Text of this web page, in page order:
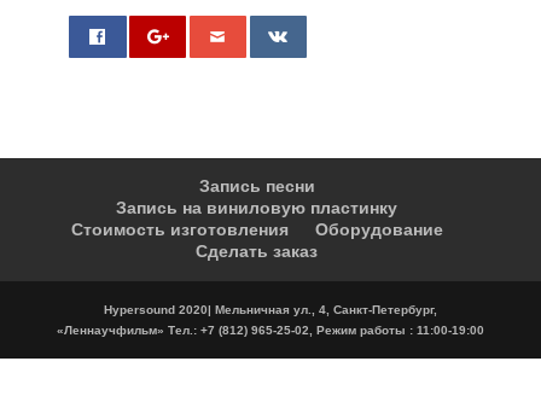
Запись песни
Запись на виниловую пластинку
Стоимость изготовления
Оборудование
Сделать заказ
Hypersound 2020| Мельничная ул., 4, Санкт-Петербург,
«Леннаучфильм» Тел.: +7 (812) 965-25-02, Режим работы : 11:00-19:00